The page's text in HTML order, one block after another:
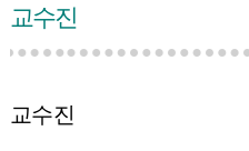
교수진
교수진